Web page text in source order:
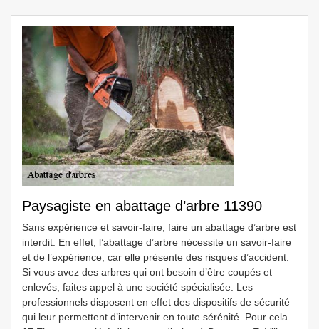
Paysagiste en abattage d’arbre 11390
Sans expérience et savoir-faire, faire un abattage d’arbre est
interdit. En effet, l’abattage d’arbre nécessite un savoir-faire
et de l’expérience, car elle présente des risques d’accident.
Si vous avez des arbres qui ont besoin d’être coupés et
enlevés, faites appel à une société spécialisée. Les
professionnels disposent en effet des dispositifs de sécurité
qui leur permettent d’intervenir en toute sérénité. Pour cela